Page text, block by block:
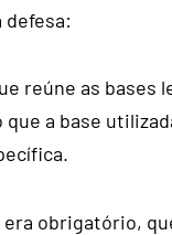
reúne as
a base
era obrigatório,